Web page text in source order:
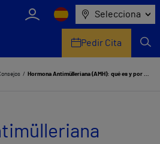
Selecciona
Pedir Cita
Hormona Antimülleriana (AMH): qué es y por qué es clave para conocer tu reserva ovárica